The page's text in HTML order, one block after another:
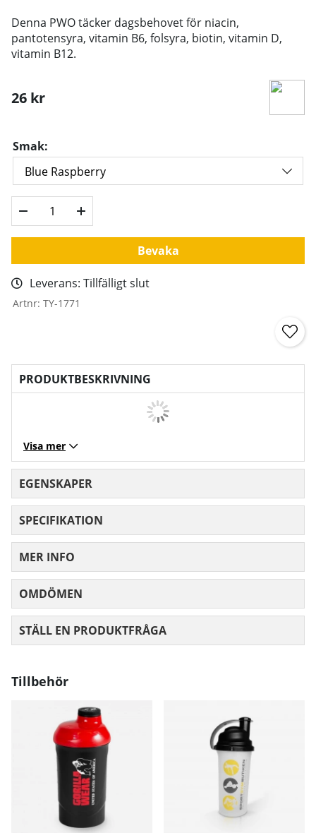
Denna PWO täcker dagsbehovet för niacin,
pantotensyra, vitamin B6, folsyra, biotin, vitamin D,
vitamin B12.
26 kr
Smak:
Bevaka
Leverans: Tillfälligt slut
Artnr: TY-1771
PRODUKTBESKRIVNING
Visa mer
EGENSKAPER
SPECIFIKATION
MER INFO
OMDÖMEN
STÄLL EN PRODUKTFRÅGA
Tillbehör